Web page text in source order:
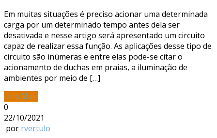
Em muitas situações é preciso acionar uma determinada
carga por um determinado tempo antes dela ser
desativada e nesse artigo será apresentado um circuito
capaz de realizar essa função. As aplicações desse tipo de
circuito são inúmeras e entre elas pode-se citar o
acionamento de duchas em praias, a iluminação de
ambientes por meio de […]
Leia Mais
0
22/10/2021
por rvertulo